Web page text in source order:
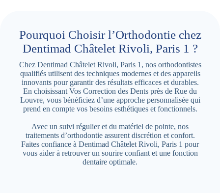
Pourquoi Choisir l’Orthodontie chez
Dentimad Châtelet Rivoli, Paris 1 ?
Chez Dentimad Châtelet Rivoli, Paris 1, nos orthodontistes
qualifiés utilisent des techniques modernes et des appareils
innovants pour garantir des résultats efficaces et durables.
En choisissant Vos Correction des Dents près de Rue du
Louvre, vous bénéficiez d’une approche personnalisée qui
prend en compte vos besoins esthétiques et fonctionnels.
Avec un suivi régulier et du matériel de pointe, nos
traitements d’orthodontie assurent discrétion et confort.
Faites confiance à Dentimad Châtelet Rivoli, Paris 1 pour
vous aider à retrouver un sourire confiant et une fonction
dentaire optimale.